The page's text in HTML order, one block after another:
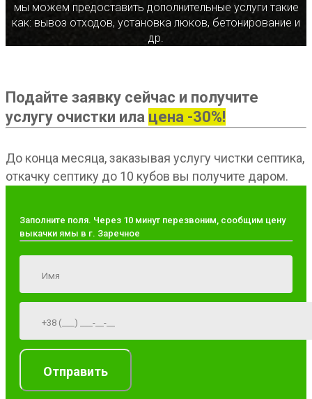
мы можем предоставить дополнительные услуги такие
как: вывоз отходов, установка люков, бетонирование и
др.
Подайте заявку сейчас и получите
услугу очистки ила цена -30%!
До конца месяца, заказывая услугу чистки септика,
откачку септику до 10 кубов вы получите даром.
Заполните поля. Через 10 минут перезвоним, сообщим цену
выкачки ямы в г. Заречное